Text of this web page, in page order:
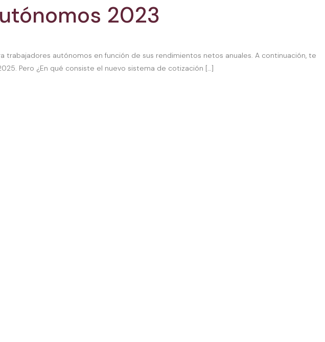
2023
autónomos en función de sus rendimientos netos anuales. A continuación, te
Pero ¿En qué consiste el nuevo sistema de cotización […]